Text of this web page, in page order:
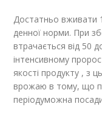
Достатньо вживати
денної норми. При
втрачається від 50
інтенсивному
якості продукту , з
врожаю в тому, що
періодуможна